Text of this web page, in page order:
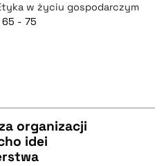
w życiu gospodarczym
65 - 75
organizacji
idei